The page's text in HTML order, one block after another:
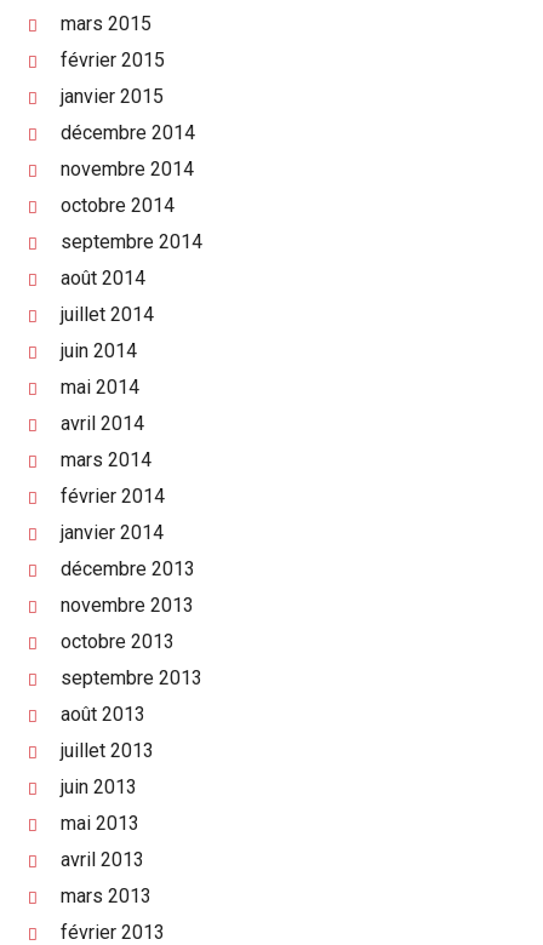
mars 2015
février 2015
janvier 2015
décembre 2014
novembre 2014
octobre 2014
septembre 2014
août 2014
juillet 2014
juin 2014
mai 2014
avril 2014
mars 2014
février 2014
janvier 2014
décembre 2013
novembre 2013
octobre 2013
septembre 2013
août 2013
juillet 2013
juin 2013
mai 2013
avril 2013
mars 2013
février 2013